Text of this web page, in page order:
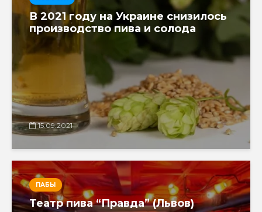
В 2021 году на Украине снизилось
производство пива и солода
15.09.2021
ПАБЫ
Театр пива “Правда” (Львов)